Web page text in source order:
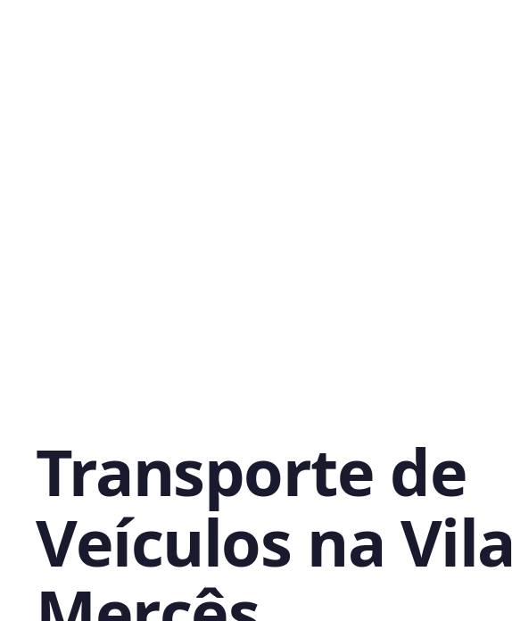
Transporte de
Veículos na Vila